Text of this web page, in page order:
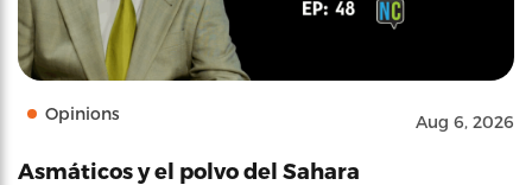
Opinions Aug 6, 2026
Asmáticos y el polvo del Sahara